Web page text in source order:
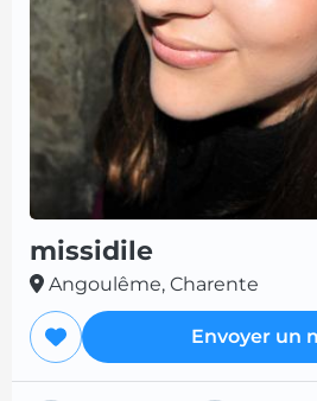
missidile
Angoulême, Charente
Envoyer un